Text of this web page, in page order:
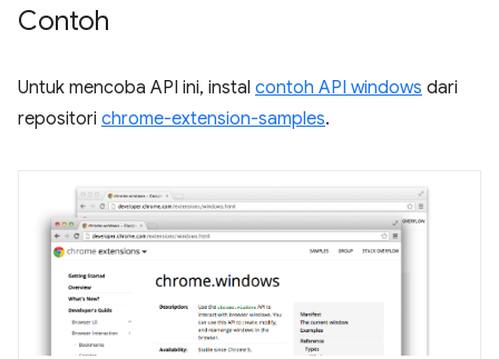
Contoh
Untuk mencoba API ini, instal contoh API windows dari
repositori chrome-extension-samples.